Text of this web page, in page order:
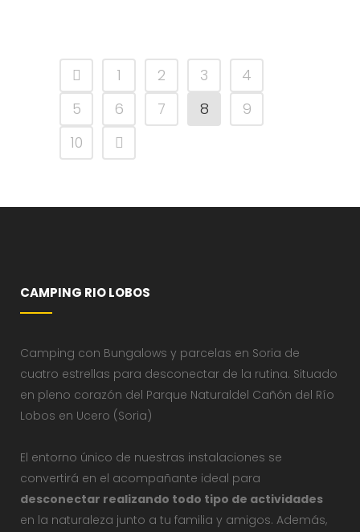
1 2 3
4
5
6 7 8
9
10
CAMPING RIO LOBOS
Camping con Bungalows y parcelas en Soria de
cuatro estrellas para desconectar de la rutina. Situado
en pleno corazón del Parque Naturaldel Cañón del Río
Lobos en Ucero (Soria)
El entorno único de nuestras instalaciones se
convertirá en el acompañante ideal para
desconectar realizando todo tipo de actividades
en la naturaleza junto a tu familia y amigos. Además,